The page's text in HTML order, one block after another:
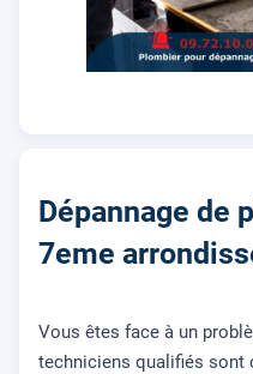
Dépannage de
7eme
Vous êtes face à un
techniciens qualifiés sont